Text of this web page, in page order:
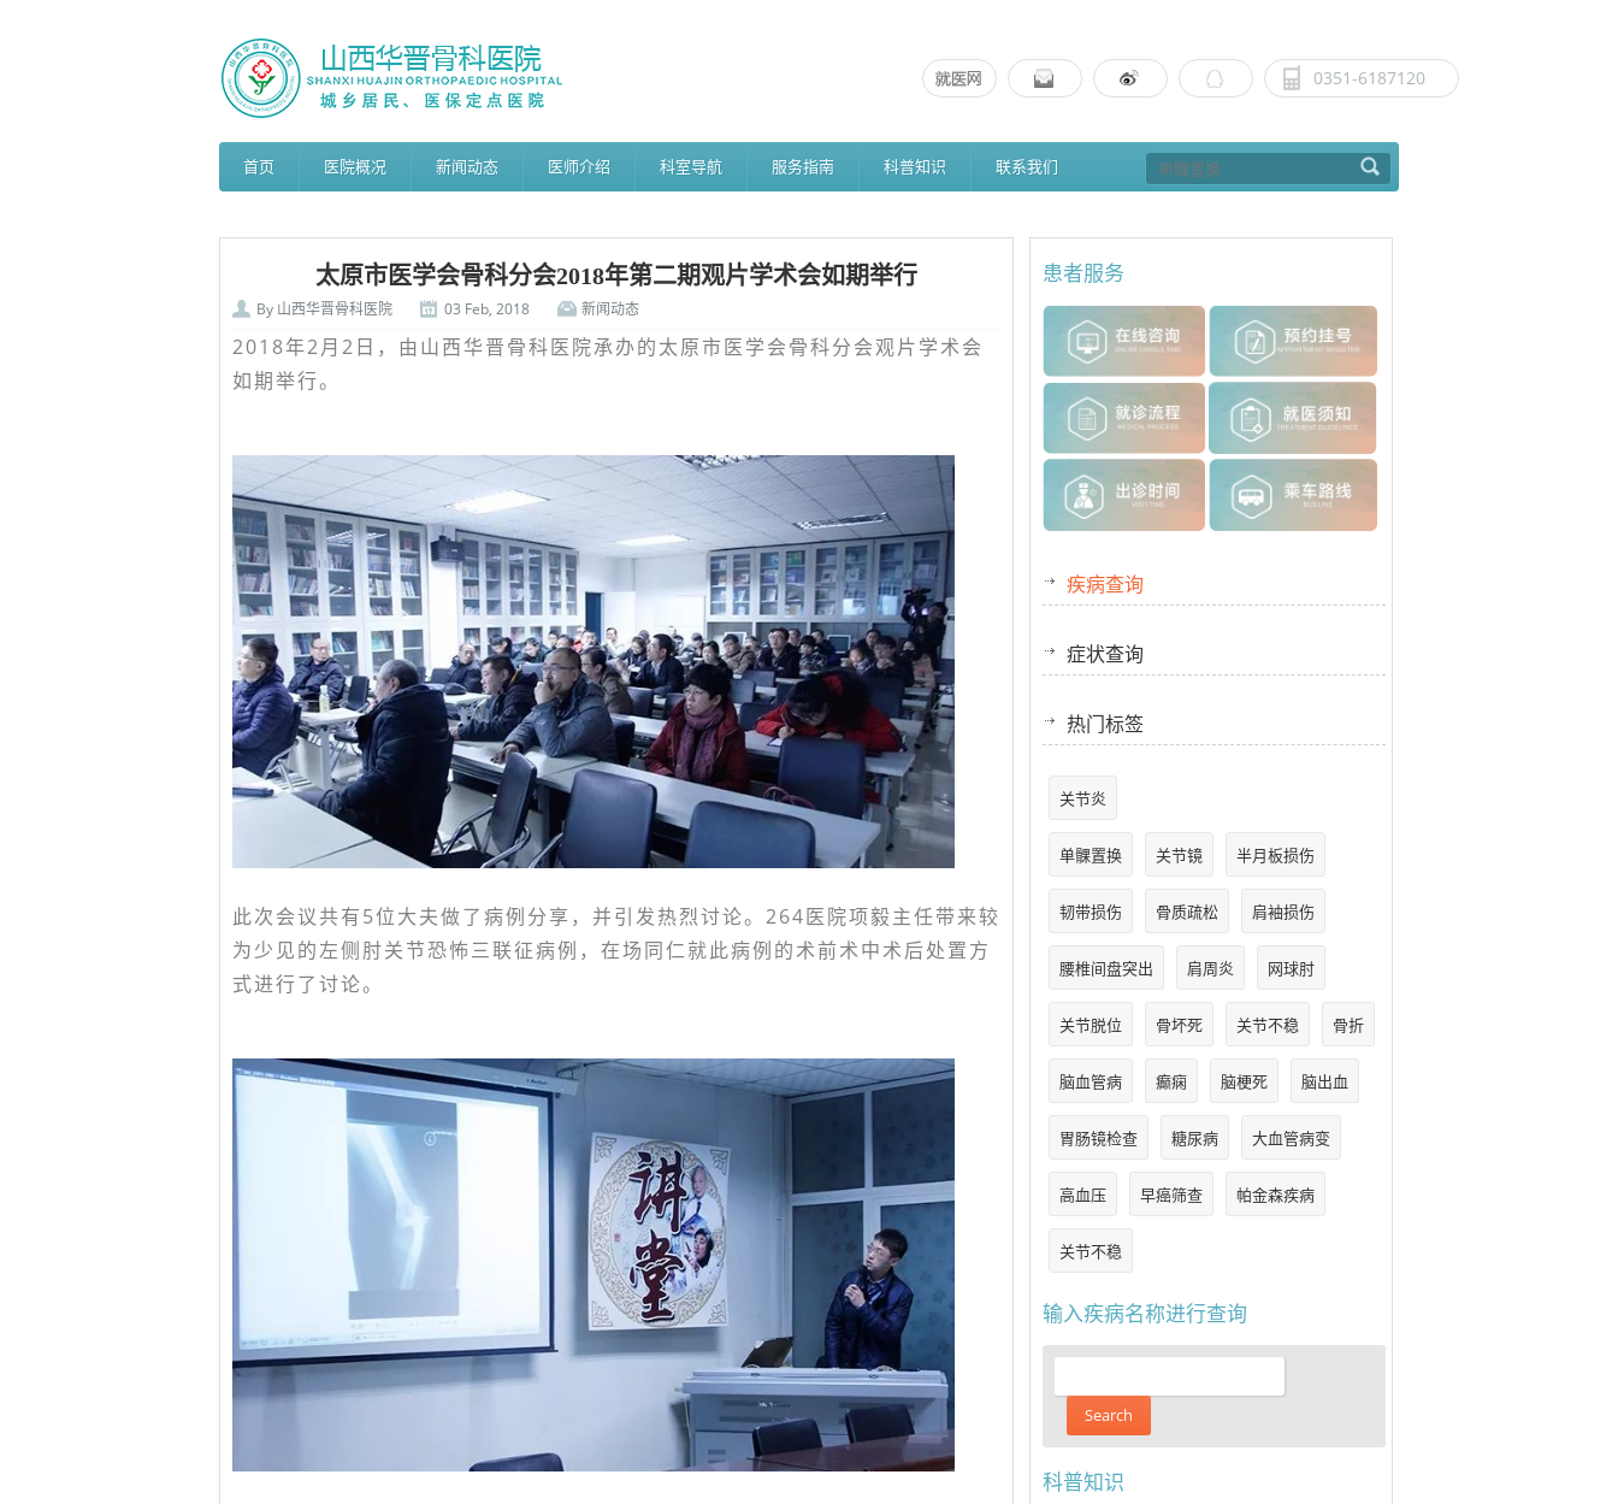
0351-6187120
首页 医院概况 新闻动态 医师介绍 科室导航 服务指南 科普知识 联系我们
太原市医学会骨科分会2018年第二期观片学术会如期举行
By 山西华晋骨科医院 03 Feb, 2018 新闻动态
2018年2月2日，由山西华晋骨科医院承办的太原市医学会骨科分会观片学术会
如期举行。
此次会议共有5位大夫做了病例分享，并引发热烈讨论。264医院项毅主任带来较
为少见的左侧肘关节恐怖三联征病例，在场同仁就此病例的术前术中术后处置方
式进行了讨论。
患者服务
疾病查询
症状查询
热门标签
关节炎
单髁置换 关节镜 半月板损伤
韧带损伤 骨质疏松 肩袖损伤
腰椎间盘突出 肩周炎 网球肘
关节脱位 骨坏死 关节不稳 骨折
脑血管病 癫痫 脑梗死 脑出血
胃肠镜检查 糖尿病 大血管病变
高血压 早癌筛查 帕金森疾病
关节不稳
输入疾病名称进行查询
科普知识